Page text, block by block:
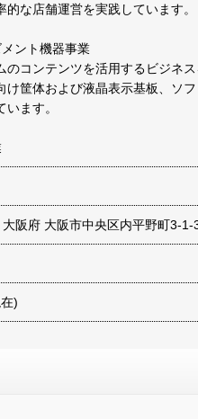
的な店舗運営を実践しています。
ント機器事業
のコンテンツを活用するビジネス
け筐体および液晶表示基板、ソ
ます。
阪府 大阪市中央区内平野町3-1-
)